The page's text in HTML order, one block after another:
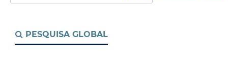
PESQUISA GLOBAL